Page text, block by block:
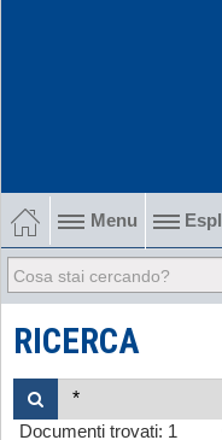
Menu
1902-1915 Gli esordi
1915-1945 Tra le due
1945-1968 Dalla
RICERCA
Documenti trovati: 1